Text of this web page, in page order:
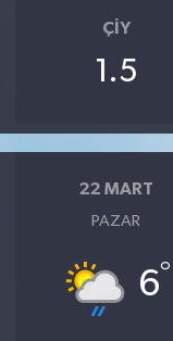
ÇIY
1.5
22 MART
PAZAR
6°